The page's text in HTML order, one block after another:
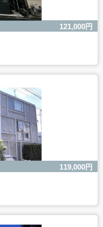
121,000円
119,000円